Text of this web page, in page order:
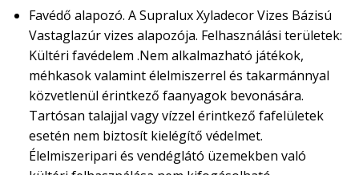
Favédő alapozó. A Supralux Xyladecor Vizes Bázisú
Vastaglazúr vizes alapozója. Felhasználási területek:
Kültéri favédelem .Nem alkalmazható játékok,
méhkasok valamint élelmiszerrel és takarmánnyal
közvetlenül érintkező faanyagok bevonására.
Tartósan talajjal vagy vízzel érintkező fafelületek
esetén nem biztosít kielégítő védelmet.
Élelmiszeripari és vendéglátó üzemekben való